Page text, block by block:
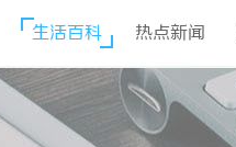
生活百科 热点新闻